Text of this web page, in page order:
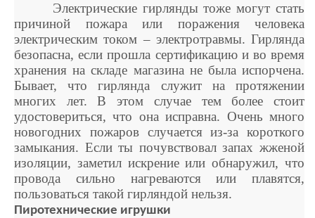
Электрические гирлянды тоже могут стать
причиной пожара или поражения человека
электрическим током – электротравмы. Гирлянда
безопасна, если прошла сертификацию и во время
хранения на складе магазина не была испорчена.
Бывает, что гирлянда служит на протяжении
многих лет. В этом случае тем более стоит
удостовериться, что она исправна. Очень много
новогодних пожаров случается из-за короткого
замыкания. Если ты почувствовал запах жженой
изоляции, заметил искрение или обнаружил, что
провода сильно нагреваются или плавятся,
пользоваться такой гирляндой нельзя.
Пиротехнические игрушки